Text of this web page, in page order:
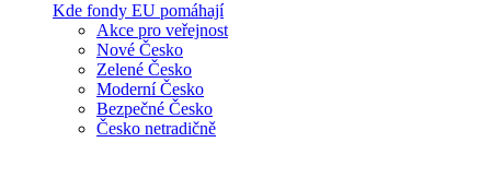
Kde fondy EU pomáhají
Akce pro veřejnost
Nové Česko
Zelené Česko
Moderní Česko
Bezpečné Česko
Česko netradičně